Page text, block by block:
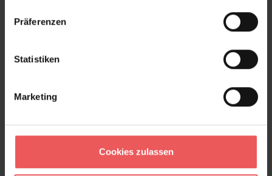
Präferenzen
Statistiken
Marketing
Cookies zulassen
Sie haben Fragen zum Produkt?
Frage stellen